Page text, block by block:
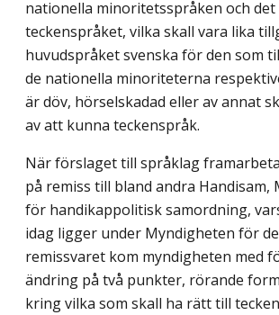
nationella minoritetsspråken och det
teckenspråket, vilka skall vara lika
huvudspråket svenska för den som
de nationella minoriteterna
är döv, hörselskadad eller av annat
av att kunna teckenspråk.
När förslaget till språklag
på remiss till bland andra Handisam,
för handikappolitisk samordning,
idag ligger under Myndigheten för
remissvaret kom myndigheten med
ändring på två punkter, rörande
kring vilka som skall ha rätt till